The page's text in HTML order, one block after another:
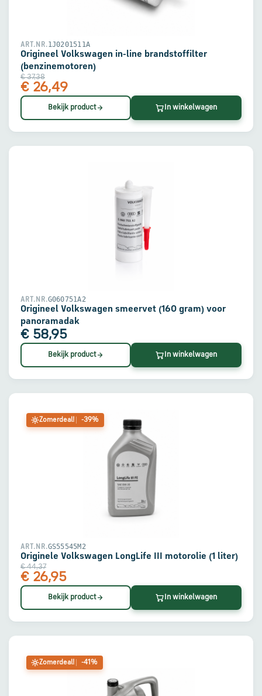
ART.NR.1J0201511A
Origineel Volkswagen in-line brandstoffilter
(benzinemotoren)
€ 37,38
€ 26,49
Bekijk product In winkelwagen
ART.NR.G060751A2
Origineel Volkswagen smeervet (160 gram) voor
panoramadak
€ 58,95
Bekijk product In winkelwagen
Zomerdeal! -39%
ART.NR.GS55545M2
Originele Volkswagen LongLife III motorolie (1 liter)
€ 44,37
€ 26,95
Bekijk product In winkelwagen
Zomerdeal! -41%